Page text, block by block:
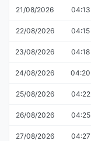
21/08/2026 04:13
22/08/2026 04:15
23/08/2026 04:18
24/08/2026 04:20
25/08/2026 04:22
26/08/2026 04:25
27/08/2026 04:27